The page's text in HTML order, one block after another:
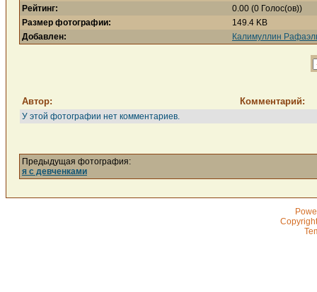
Рейтинг:
0.00 (0 Голос(ов))
Размер фотографии:
149.4 KB
Добавлен:
Калимуллин
Автор: Комментарий:
У этой фотографии нет комментариев.
Предыдущая фотография:
я с девченками